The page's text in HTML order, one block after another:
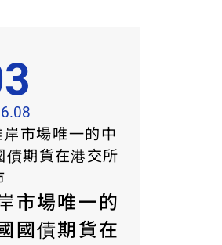
市場唯一的
國債期貨在